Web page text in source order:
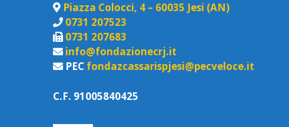
Piazza Colocci, 4 – 60035 Jesi (AN)
0731 207523
0731 207683
info@fondazionecrj.it
PEC fondazcassarispjesi@pecveloce.it
C.F. 91005840425